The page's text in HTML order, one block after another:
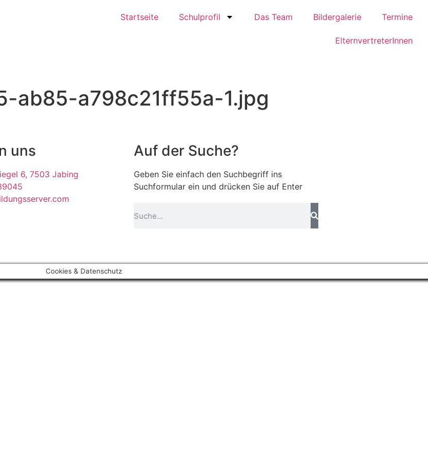
Startseite Schulprofil Das Team Bildergalerie Termine
ElternvertreterInnen
ab85-a798c21ff55a-1.jpg
uns
6, 7503 Jabing
Auf der Suche?
Geben Sie einfach den Suchbegriff ins
Suchformular ein und drücken Sie auf Enter
Cookies & Datenschutz